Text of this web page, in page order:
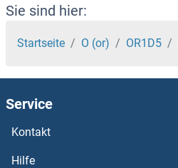
OR14A16 ELISA Kits
OR13J1 ELISA Kits
OR13H1 ELISA Kits
OR13G1 ELISA Kits
Sie sind hier:
Startseite O (or) OR1D5
Service
Kontakt
Hilfe